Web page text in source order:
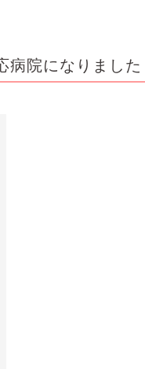
院になりました